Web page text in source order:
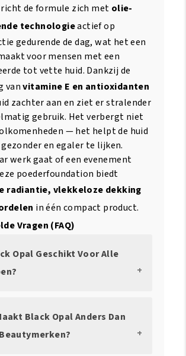
de formule zich met olie-
technologieactief op
gedurende de dag, wat het een
voor mensen met een
tot vette huid. Dankzij de
vanvitamine E en antioxidanten
zachter aan en ziet er stralender
gebruik. Het verbergt niet
— het helpt de huid
en egaler te lijken.
werk gaat of een evenement
poederfoundation biedt
radiantie, vlekkeloze dekking
in één compact product.
Vragen (FAQ)
Opal Geschikt Voor Alle
Black Opal Anders Dan